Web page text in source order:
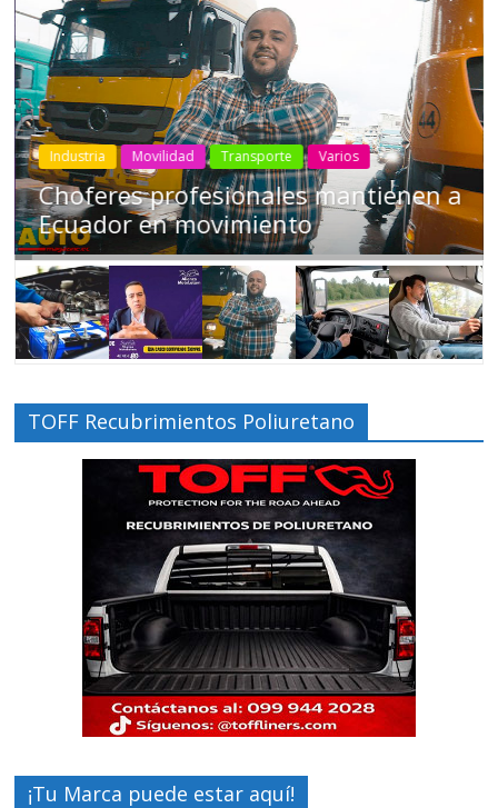
Industria Movilidad Transporte Varios
Choferes profesionales mantienen a
Ecuador en movimiento
TOFF Recubrimientos Poliuretano
¡Tu Marca puede estar aquí!